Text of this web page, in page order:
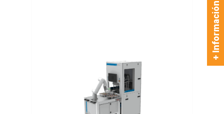
+ Información